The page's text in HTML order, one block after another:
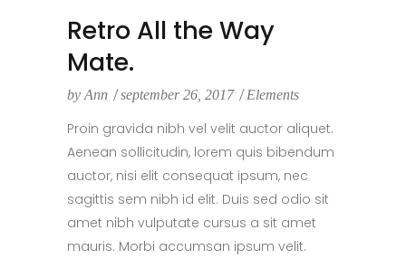
Retro All the Way
Mate.
by Ann september 26, 2017 Elements
Proin gravida nibh vel velit auctor aliquet.
Aenean sollicitudin, lorem quis bibendum
auctor, nisi elit consequat ipsum, nec
sagittis sem nibh id elit. Duis sed odio sit
amet nibh vulputate cursus a sit amet
mauris. Morbi accumsan ipsum velit.